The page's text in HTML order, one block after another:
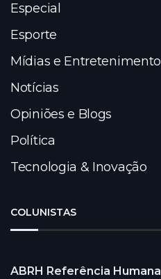
Especial
Esporte
Mídias e Entretenimento
Notícias
Opiniões e Blogs
Política
Tecnologia & Inovação
COLUNISTAS
ABRH Referência Humana